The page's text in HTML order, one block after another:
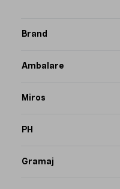
Brand
Ambalare
Miros
PH
Gramaj